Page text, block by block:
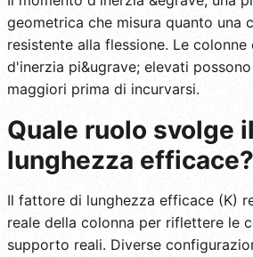
geometrica che misura quanto una
resistente alla flessione. Le colonne
d'inerzia pi&ugrave; elevati
maggiori prima di incurvarsi.
Quale ruolo svolge
lunghezza efficace?
Il fattore di lunghezza efficace (K)
reale della colonna per riflettere le
supporto reali. Diverse